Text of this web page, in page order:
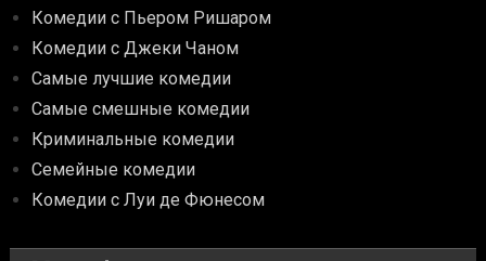
Комедии с Пьером Ришаром
Комедии с Джеки Чаном
Самые лучшие комедии
Самые смешные комедии
Криминальные комедии
Семейные комедии
Комедии с Луи де Фюнесом